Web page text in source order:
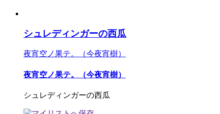
シュレディンガーの西瓜
夜宵空ノ果テ。（今夜宵樹）
夜宵空ノ果テ。（今夜宵樹）
シュレディンガーの西瓜